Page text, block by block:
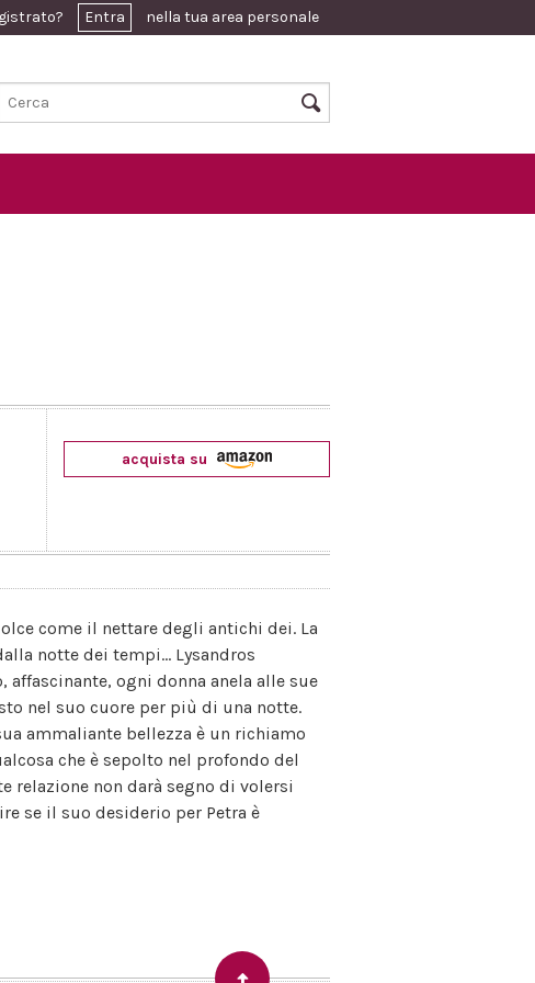
Entra nella tua area personale
acquista su
come il nettare degli antichi dei. La
notte dei tempi... Lysandros
ogni donna anela alle sue
nel suo cuore per più di una notte.
ammaliante bellezza è un richiamo
che è sepolto nel profondo del
relazione non darà segno di volersi
se il suo desiderio per Petra è